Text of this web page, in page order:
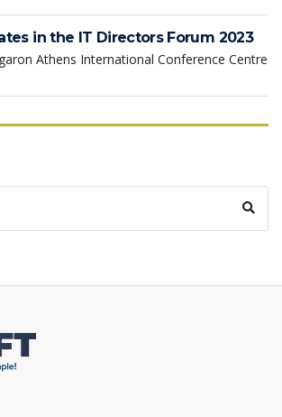
in the IT Directors Forum 2023
Athens International Conference Centre